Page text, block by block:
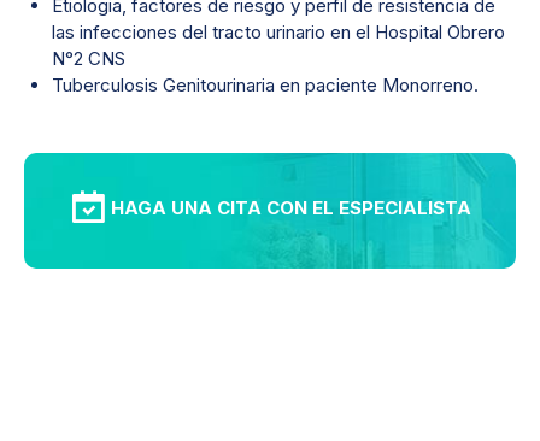
Etiologia, factores de riesgo y perfil de resistencia de
las infecciones del tracto urinario en el Hospital Obrero
N°2 CNS
Tuberculosis Genitourinaria en paciente Monorreno.
HAGA UNA CITA CON EL ESPECIALISTA